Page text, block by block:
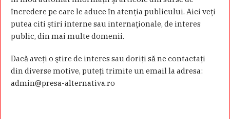
încredere pe care le aduce în atenţia publicului. Aici veţi
putea citi ştiri interne sau internaţionale, de interes
public, din mai multe domenii.
Dacă aveţi o ştire de interes sau doriţi să ne contactaţi
din diverse motive, puteţi trimite un email la adresa:
admin@presa-alternativa.ro